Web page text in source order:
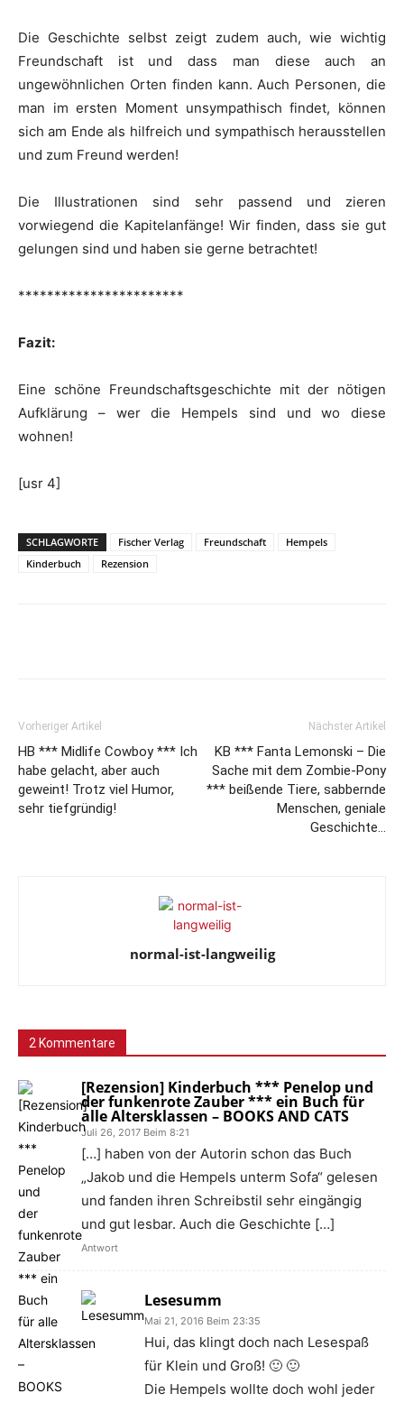
Die Geschichte selbst zeigt zudem auch, wie wichtig
Freundschaft ist und dass man diese auch an
ungewöhnlichen Orten finden kann. Auch Personen, die
man im ersten Moment unsympathisch findet, können
sich am Ende als hilfreich und sympathisch herausstellen
und zum Freund werden!
Die Illustrationen sind sehr passend und zieren
vorwiegend die Kapitelanfänge! Wir finden, dass sie gut
gelungen sind und haben sie gerne betrachtet!
***********************
Fazit:
Eine schöne Freundschaftsgeschichte mit der nötigen
Aufklärung – wer die Hempels sind und wo diese
wohnen!
[usr 4]
SCHLAGWORTE Fischer Verlag Freundschaft
Hempels
Kinderbuch
Rezension
Vorheriger Artikel
HB *** Midlife Cowboy *** Ich
habe gelacht, aber auch
geweint! Trotz viel Humor,
sehr tiefgründig!
Nächster Artikel
KB *** Fanta Lemonski – Die
Sache mit dem Zombie-Pony
*** beißende Tiere, sabbernde
Menschen, geniale
Geschichte…
normal-ist-langweilig
2 Kommentare
[Rezension] Kinderbuch *** Penelop und
der funkenrote Zauber *** ein Buch für
alle Altersklassen – BOOKS AND CATS
Juli 26, 2017 Beim 8:21
[…] haben von der Autorin schon das Buch
„Jakob und die Hempels unterm Sofa“ gelesen
und fanden ihren Schreibstil sehr eingängig
und gut lesbar. Auch die Geschichte […]
Antwort
Lesesumm
Mai 21, 2016 Beim 23:35
Hui, das klingt doch nach Lesespaß
für Klein und Groß! 🙂 🙂
Die Hempels wollte doch wohl jeder